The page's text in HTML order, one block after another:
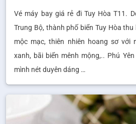
Vé máy bay giá rẻ đi Tuy Hòa T11.
Trung Bộ, thành phố biển Tuy Hòa
mộc mạc, thiên nhiên hoang sơ với
xanh, bãi biển mênh mộng,.. Phú
mình nét duyên dáng …